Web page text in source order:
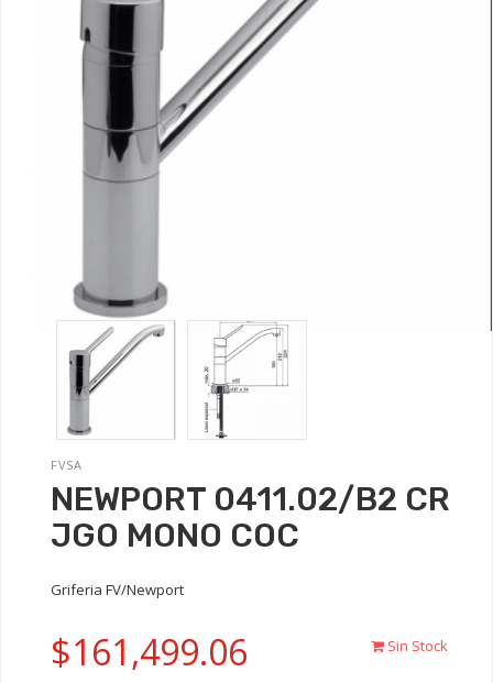
FVSA
NEWPORT 0411.02/B2 CR
JGO MONO COC
Griferia FV/Newport
Sin Stock
$161,499.06